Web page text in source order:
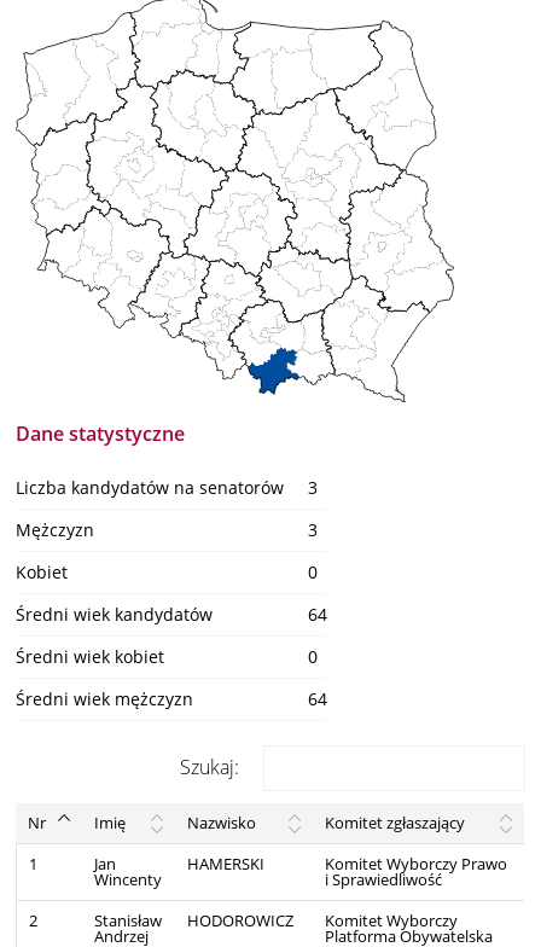
Dane statystyczne
Liczba kandydatów na senatorów
3
Mężczyzn
3
Kobiet
0
Średni wiek kandydatów
64
Średni wiek kobiet
0
Średni wiek mężczyzn
64
Szukaj:
Nr Imię Nazwisko
Komitet zgłaszający
1
Jan
Wincenty
HAMERSKI Komitet Wyborczy Prawo
i Sprawiedliwość
2
Stanisław
Andrzej
HODOROWICZ Komitet Wyborczy
Platforma Obywatelska